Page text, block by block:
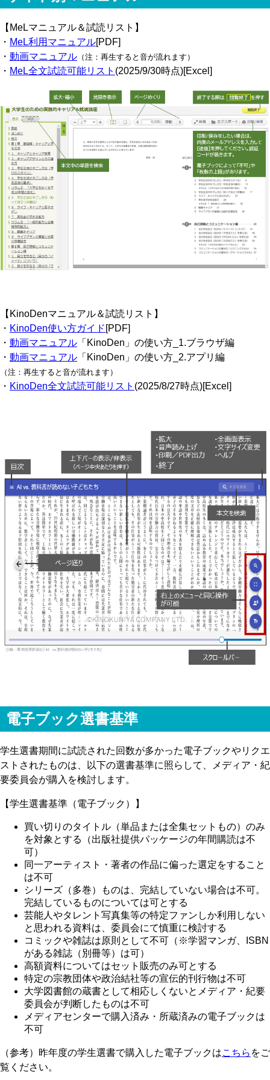
【MeLマニュアル＆試読リスト】
・ MeL利用マニュアル[PDF]
・ 動画マニュアル （注：再生すると音が流れます）
・ MeL全文試読可能リスト (2025/9/30時点)[Excel]
【KinoDenマニュアル＆試読リスト】
・ KinoDen使い方ガイド [PDF]
・ 動画マニュアル 「KinoDen」の使い方_1.ブラウザ編
・ 動画マニュアル 「KinoDen」の使い方_2.アプリ編
（注：再生すると音が流れます）
・ KinoDen全文試読可能リスト (2025/8/27時点)[Excel]
電子ブック選書基準
学生選書期間に試読された回数が多かった電子ブックやリクエ
ストされたものは、以下の選書基準に照らして、メディア・紀
要委員会が購入を検討します。
【学生選書基準（電子ブック）】
買い切りのタイトル（単品または全集セットもの）のみ
を対象とする（出版社提供パッケージの年間購読は不
可）
同一アーティスト・著者の作品に偏った選定をすること
は不可
シリーズ（多巻）ものは、完結していない場合は不可。
完結しているものについては可とする
芸能人やタレント写真集等の特定ファンしか利用しない
と思われる資料は、委員会にて慎重に検討する
コミックや雑誌は原則として不可（※学習マンガ、ISBN
がある雑誌（別冊等）は可）
高額資料についてはセット販売のみ可とする
特定の宗教団体や政治結社等の宣伝的刊行物は不可
大学図書館の蔵書として相応しくないとメディア・紀要
委員会が判断したものは不可
メディアセンターで購入済み・所蔵済みの電子ブックは
不可
（参考）昨年度の学生選書で購入した電子ブックはこちら をご
覧ください。